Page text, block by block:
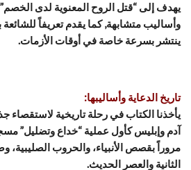
يهدف إلى “قتل الروح المعنوية لدى
وأساليب متشابهة, كما يقدم تعريفاً للشائعة
ينتشر بسرعة خاصة في أوقات الأزمات.
تاريخ الدعاية وأساليبها:
يأخذنا الكتاب في رحلة تاريخية لاستقصاء
آدم وإبليس كأول عملية “خداع وتضليل”
مروراً بقصص الأنبياء، والحروب الصليبية،
الثانية والعصر الحديث.